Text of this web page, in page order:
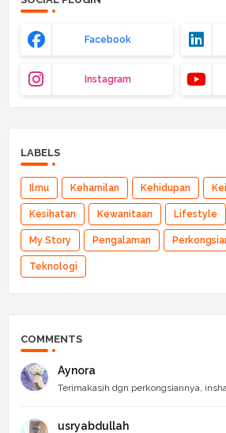
Facebook
Instagram
LABELS
Ilmu Kehamilan Kehidupan
Kesihatan Kewanitaan Lifestyle
My Story Pengalaman
Teknologi
COMMENTS
Aynora
Terimakasih dgn perkongsiannya,
usryabdullah